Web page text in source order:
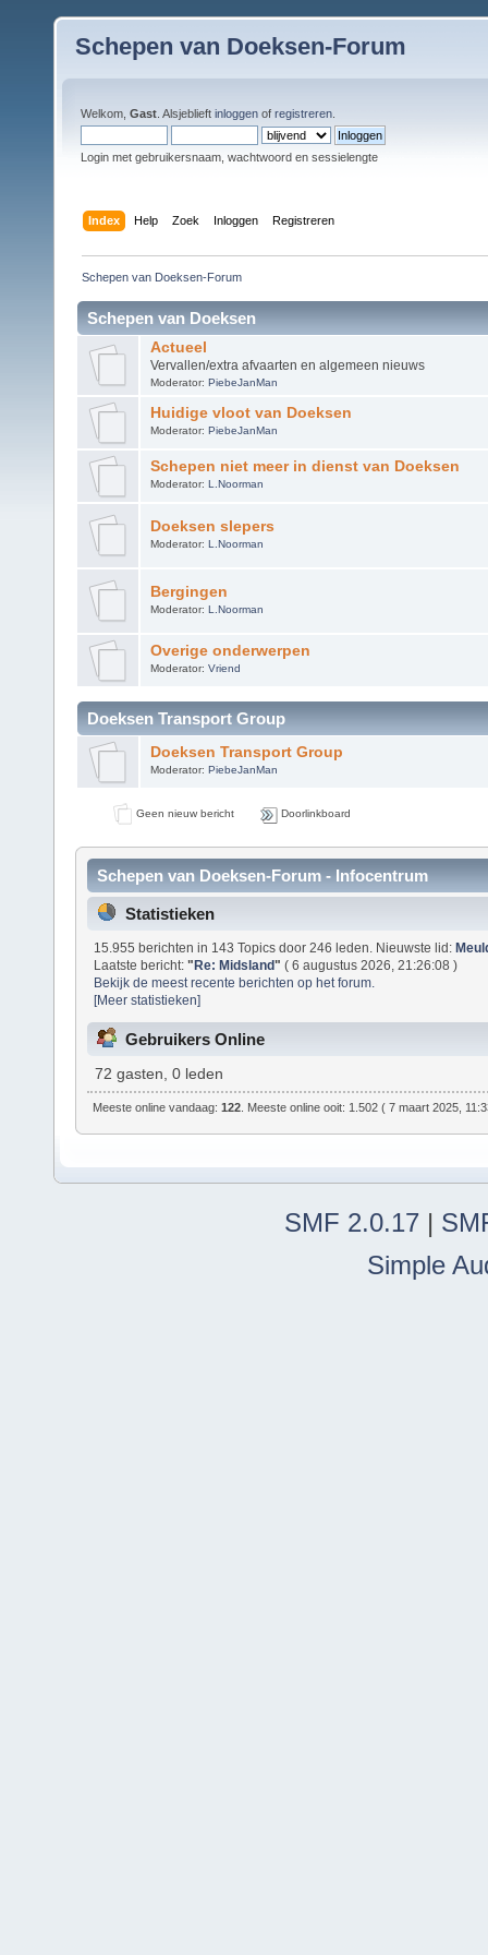
Schepen van Doeksen-Forum
Welkom, Gast . Alsjeblieft inloggen of registreren
Login met gebruikersnaam, wachtwoord en sessielengte
Index Help Zoek Inloggen Registreren
Schepen van Doeksen-Forum
Schepen van Doeksen
Actueel
Vervallen/extra afvaarten en algemeen nieuws
Moderator: PiebeJanMan
Huidige vloot van Doeksen
Moderator: PiebeJanMan
Schepen niet meer in dienst van Doeksen
Moderator: L.Noorman
Doeksen slepers
Moderator: L.Noorman
Bergingen
Moderator: L.Noorman
Overige onderwerpen
Moderator: Vriend
Doeksen Transport Group
Doeksen Transport Group
Moderator: PiebeJanMan
Geen nieuw bericht Doorlinkboard
Schepen van Doeksen-Forum - Infocentrum
Statistieken
15.955 berichten in 143 Topics door 246 leden. Nieuwste lid:
Laatste bericht:"Re: Midsland" ( 6 augustus 2026, 21:26:08 )
Bekijk de meest recente berichten op het forum.
[Meer statistieken]
Gebruikers Online
72 gasten, 0 leden
Meeste online vandaag:122 . Meeste online ooit: 1.502 ( 7 maart 2025,
SMF 2.0.17 |
Simple